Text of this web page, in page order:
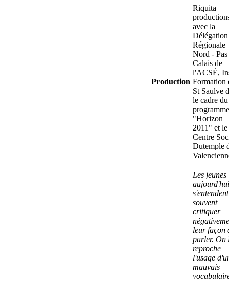
Production
Riquita
avec la
Délégation
Régionale
Nord - Pas
Calais de
l'ACSÉ,
Formation
St Saulve
le cadre du
programme
"Horizon
2011" et le
Centre
Dutemple
Les jeunes
aujourd'hui
s'entendent
souvent
critiquer
leur façon
parler. On
reproche
l'usage
mauvais